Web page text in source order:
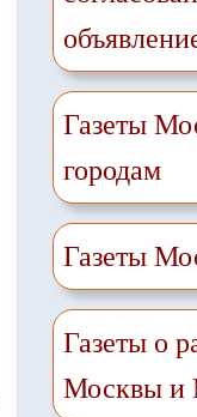
Газеты
городам
Газеты
Газеты о
Москвы